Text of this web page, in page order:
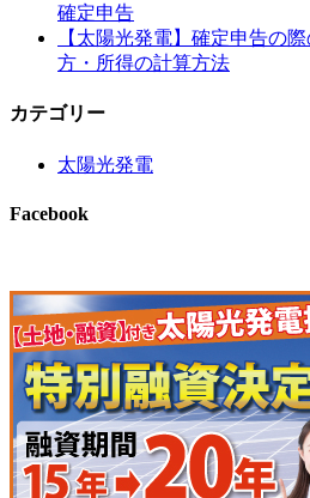
確定申告
【太陽光発電】確定申告の
方・所得の計算方法
カテゴリー
太陽光発電
Facebook